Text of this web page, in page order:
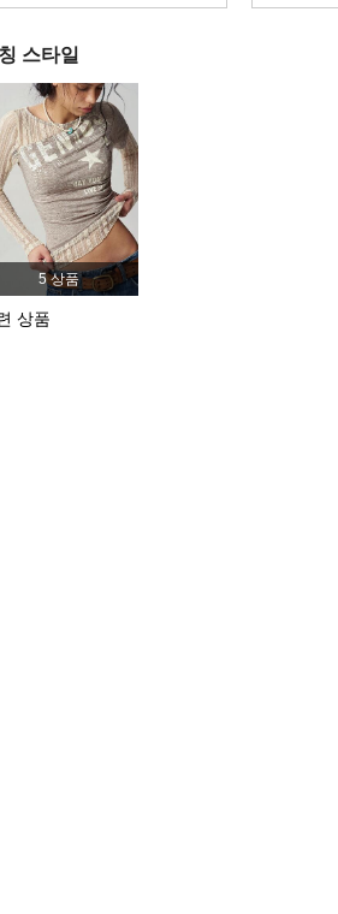
4.83 4.7K 1.3M
4.83 4.7K
4.83 4.7K
4.83 4.7K
4.83 4.7K
스타일
5 상품
상품